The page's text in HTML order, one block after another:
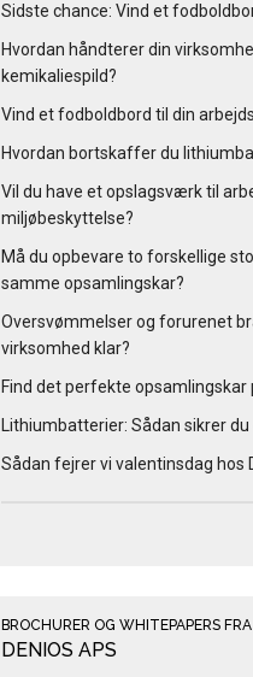
Sidste chance: Vind et
Hvordan håndterer din
kemikaliespild?
Vind et fodboldbord til din
Hvordan bortskaffer du
Vil du have et opslagsværk til
miljøbeskyttelse?
Må du opbevare to forskellige
samme opsamlingskar?
Oversvømmelser og forurenet
virksomhed klar?
Find det perfekte opsamlingskar
Lithiumbatterier: Sådan sikrer
Sådan fejrer vi valentinsdag hos
BROCHURER OG WHITEPAPERS FRA
DENIOS APS